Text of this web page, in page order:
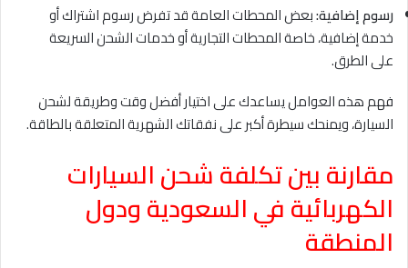
رسوم إضافية:بعض المحطات العامة قد تفرض رسوم اشتراك أو
خدمة إضافية، خاصة المحطات التجارية أو خدمات الشحن السريعة
على الطرق.
فهم هذه العوامل يساعدك على اختيار أفضل وقت وطريقة لشحن
السيارة، ويمنحك سيطرة أكبر على نفقاتك الشهرية المتعلقة بالطاقة.
مقارنة بين تكلفة شحن السيارات
الكهربائية في السعودية ودول
المنطقة